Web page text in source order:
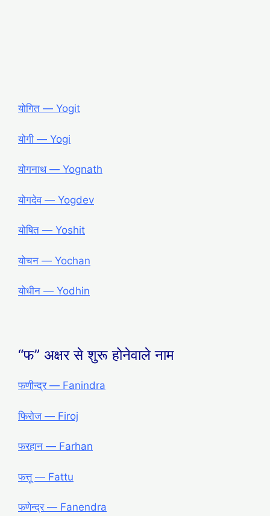
योगित ― Yogit
योगी ― Yogi
योगनाथ ― Yognath
योगदेव ― Yogdev
योषित ― Yoshit
योचन ― Yochan
योधीन ― Yodhin
“फ” अक्षर से शुरू होनेवाले नाम
फणीन्द्र — Fanindra
फिरोज — Firoj
फरहान — Farhan
फत्तू — Fattu
फणेन्द्र — Fanendra